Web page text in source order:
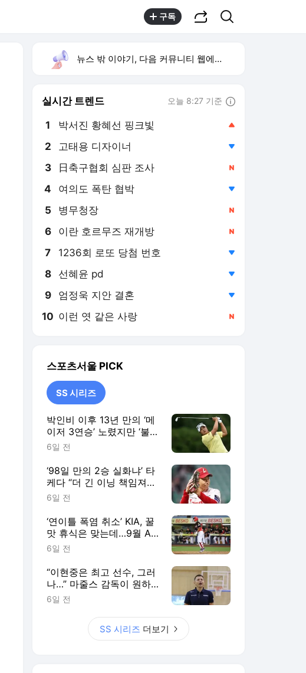
구독
뉴스 밖 이야기, 다음 커뮤니티 웹에서 보기
실시간 트렌드 오늘 8:27 기준
1 박서진 황혜선 핑크빛
2 고태용 디자이너
3 日축구협회 심판 조사
4 여의도 폭탄 협박
5 병무청장
6 이란 호르무즈 재개방
7 1236회 로또 당첨 번호
8 선혜윤 pd
9 엄정욱 지안 결혼
10 이런 엿 같은 사랑
스포츠서울 PICK
SS 시리즈
박인비 이후 13년 만의 ‘메
이저 3연승’ 노렸지만 ‘불
발’…유해란, AIG 여자오픈
6일 전
‘98일 만의 2승 실화냐’ 타
케다 “더 긴 이닝 책임져
야…후반기엔 기대에 보답
6일 전
‘연이틀 폭염 취소’ KIA, 꿀
맛 휴식은 맞는데…9월 AG
생각하면 또 ‘찜찜’ [SS시선
6일 전
“이현중은 최고 선수, 그러
나…” 마줄스 감독이 원하
는 농구는 ‘따로’ 있다 [SS
6일 전
SS 시리즈 더보기